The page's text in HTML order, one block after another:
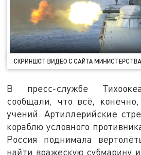
СКРИНШОТ ВИДЕО С САЙТА
В пресс-службе
сообщали, что всё,
учений. Артиллерийские
кораблю условного
Россия поднимала
найти вражескую субмарину